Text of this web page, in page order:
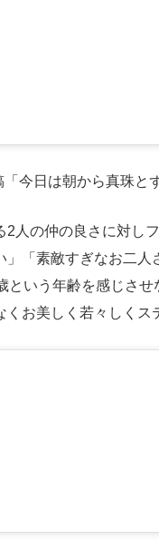
今日は朝から真珠と
人の仲の良さに対し
」「素敵すぎなお二
という年齢を感じさ
くお美しく若々しくス